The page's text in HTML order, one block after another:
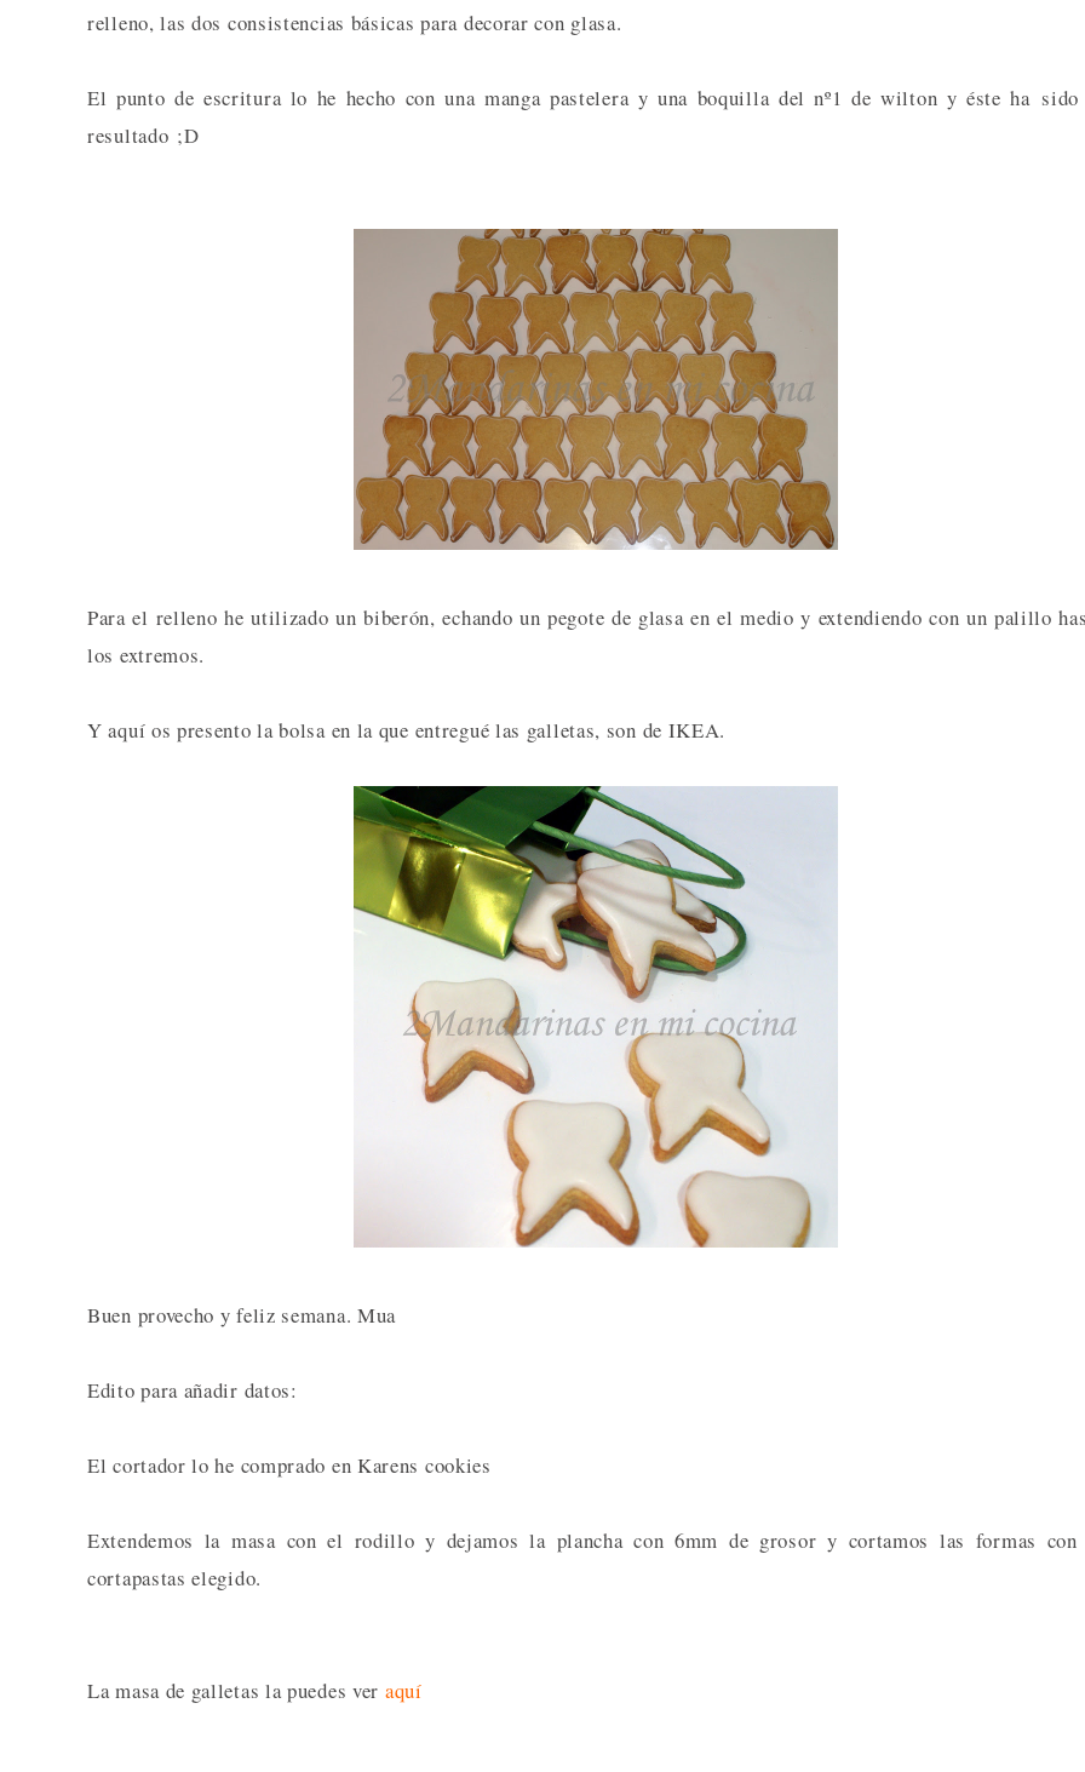
relleno, las dos consistencias básicas para decorar con glasa.
El punto de escritura lo he hecho con una manga pastelera y una boquilla del nº1 de wilton y éste ha
resultado ;D
Para el relleno he utilizado un biberón, echando un pegote de glasa en el medio y extendiendo con un palillo
los extremos.
Y aquí os presento la bolsa en la que entregué las galletas, son de IKEA.
Buen provecho y feliz semana. Mua
Edito para añadir datos:
El cortador lo he comprado en Karens cookies
Extendemos la masa con el rodillo y dejamos la plancha con 6mm de grosor y cortamos las formas
cortapastas elegido.
La masa de galletas la puedes ver aquí